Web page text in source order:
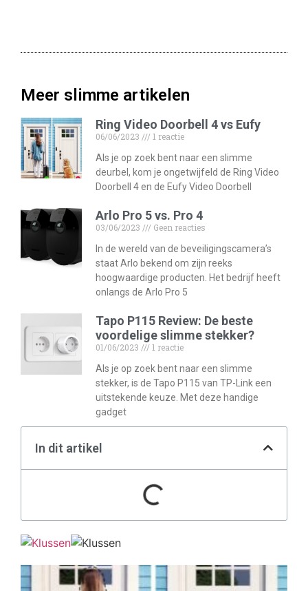
In dit artikel
Meer slimme artikelen
Ring Video Doorbell 4 vs Eufy
06/06/2023
1 reactie
Als je op zoek bent naar een slimme
deurbel, kom je ongetwijfeld de Ring Video
Doorbell 4 en de Eufy Video Doorbell
Arlo Pro 5 vs. Pro 4
03/06/2023
Geen reacties
In de wereld van de beveiligingscamera’s
staat Arlo bekend om zijn reeks
hoogwaardige producten. Het bedrijf heeft
onlangs de Arlo Pro 5
Tapo P115 Review: De beste
voordelige slimme stekker?
01/06/2023
1 reactie
Als je op zoek bent naar een slimme
stekker, is de Tapo P115 van TP-Link een
uitstekende keuze. Met deze handige
gadget